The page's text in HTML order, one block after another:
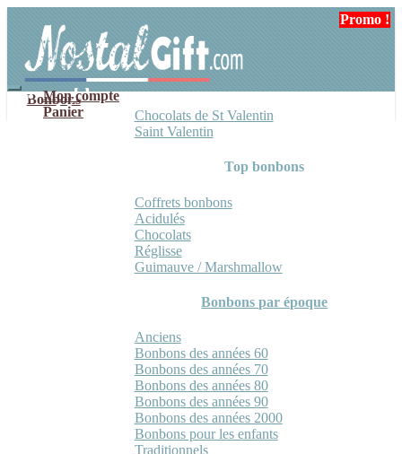
navigation
contenu
Mon compte
Panier
Bonbons
Chocolats de St Valentin
Saint Valentin
Top bonbons
Coffrets bonbons
Acidulés
Chocolats
Réglisse
Guimauve / Marshmallow
Bonbons par époque
Anciens
Bonbons des années 60
Bonbons des années 70
Bonbons des années 80
Bonbons des années 90
Bonbons des années 2000
Bonbons pour les enfants
Traditionnels
Promo !